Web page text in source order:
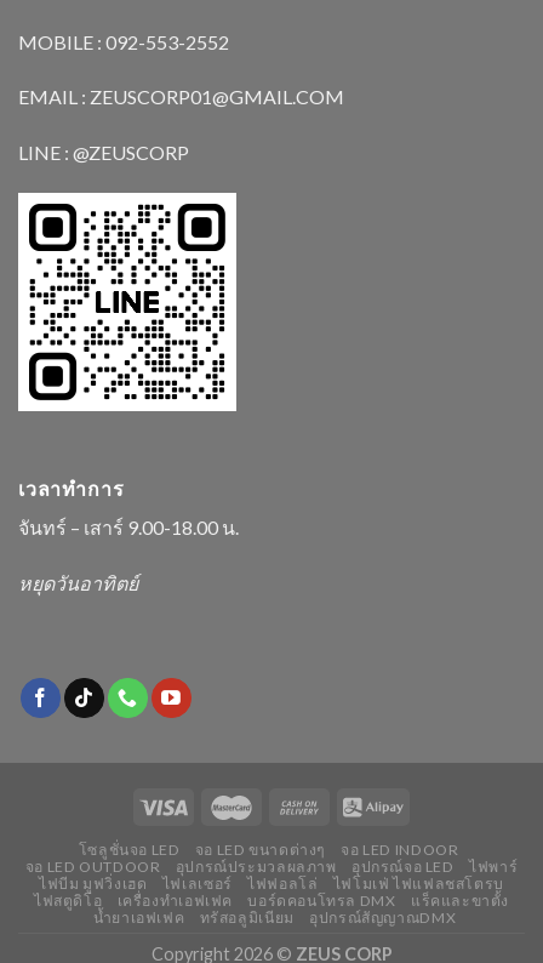
MOBILE : 092-553-2552
EMAIL : ZEUSCORP01@GMAIL.COM
LINE : @ZEUSCORP
เวลาทำการ
จันทร์ – เสาร์ 9.00-18.00 น.
หยุดวันอาทิตย์
โซลูชั่นจอ LED จอ LED ขนาดต่างๆ
จอ LED INDOOR
จอ LED OUTDOOR
อุปกรณ์ประมวลผลภาพ อุปกรณ์จอ LED
ไฟพาร์
ไฟบีม มูฟวิ่งเฮด
ไฟเลเซอร์ ไฟฟอลโล่
ไฟโมเฟ่ ไฟแฟลชสโตรบ
ไฟสตูดิโอ
เครื่องทำเอฟเฟค บอร์ดคอนโทรล DMX
แร็คและขาตั้ง
น้ำยาเอฟเฟค
ทรัสอลูมิเนียม อุปกรณ์สัญญาณDMX
Copyright 2026 © ZEUS CORP